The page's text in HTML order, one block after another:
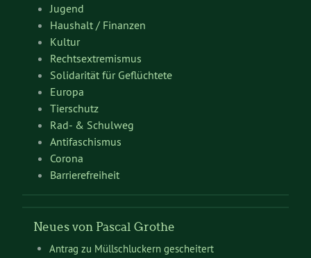
Jugend
Haushalt / Finanzen
Kultur
Rechtsextremismus
Solidarität für Geflüchtete
Europa
Tierschutz
Rad- & Schulweg
Antifaschismus
Corona
Barrierefreiheit
Neues von Pascal Grothe
Antrag zu Müllschluckern gescheitert